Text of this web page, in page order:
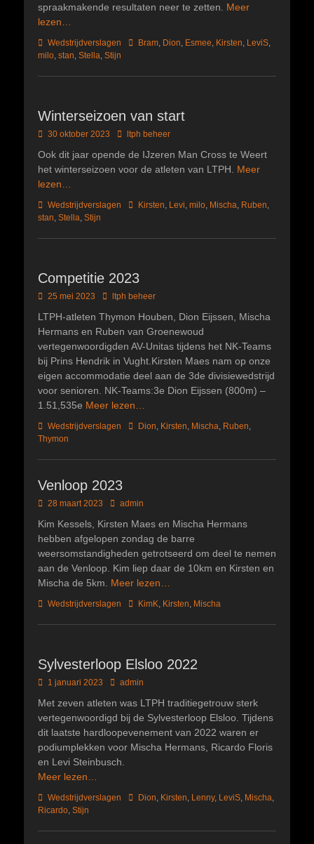
spraakmakende resultaten neer te zetten. Meer
lezen…
Categorieën
Wedstrijdverslagen TagsBram Dion Esmee Kirsten LeviS
milo stan Stella Stijn
Winterseizoen van start
Geplaatst
30 oktober 2023 Author
ltph beheer
Ook dit jaar opende de IJzeren Man Cross te Weert
het winterseizoen voor de atleten van LTPH. Meer
lezen…
Categorieën
Wedstrijdverslagen TagsKirsten Levi milo Mischa Ruben
stan Stella Stijn
Competitie 2023
Geplaatst
25 mei 2023 Author
ltph beheer
LTPH-atleten Thymon Houben, Dion Eijssen, Mischa
Hermans en Ruben van Groenewoud
vertegenwoordigden AV-Unitas tijdens het NK-Teams
bij Prins Hendrik in Vught.Kirsten Maes nam op onze
eigen accommodatie deel aan de 3de divisiewedstrijd
voor senioren. NK-Teams:3e Dion Eijssen (800m) –
1.51,535e Meer lezen…
Categorieën
Wedstrijdverslagen TagsDion Kirsten Mischa Ruben
Thymon
Venloop 2023
Geplaatst
28 maart 2023 Author
admin
Kim Kessels, Kirsten Maes en Mischa Hermans
hebben afgelopen zondag de barre
weersomstandigheden getrotseerd om deel te nemen
aan de Venloop. Kim liep daar de 10km en Kirsten en
Mischa de 5km. Meer lezen…
Categorieën
Wedstrijdverslagen TagsKimK Kirsten Mischa
Sylvesterloop Elsloo 2022
Geplaatst
1 januari 2023 Author
admin
Met zeven atleten was LTPH traditiegetrouw sterk
vertegenwoordigd bij de Sylvesterloop Elsloo. Tijdens
dit laatste hardloopevenement van 2022 waren er
podiumplekken voor Mischa Hermans, Ricardo Floris
en Levi Steinbusch.
Meer lezen…
Categorieën
Wedstrijdverslagen TagsDion Kirsten Lenny, LeviS Mischa
Ricardo Stijn